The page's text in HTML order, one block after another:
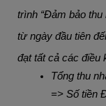
trình “Đảm bảo thu
từ ngày đầu tiên
đạt tất cả các điều
Tổng thu
=> Số tiền